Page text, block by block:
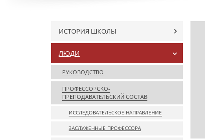
ИСТОРИЯ ШКОЛЫ
ЛЮДИ
РУКОВОДСТВО
ПРОФЕССОРСКО-
ПРЕПОДАВАТЕЛЬСКИЙ СОСТАВ
ИССЛЕДОВАТЕЛЬСКОЕ НАПРАВЛЕНИЕ
ЗАСЛУЖЕННЫЕ ПРОФЕССОРА